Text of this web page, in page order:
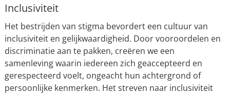
Inclusiviteit
Het bestrijden van stigma bevordert een cultuur van
inclusiviteit en gelijkwaardigheid. Door vooroordelen en
discriminatie aan te pakken, creëren we een
samenleving waarin iedereen zich geaccepteerd en
gerespecteerd voelt, ongeacht hun achtergrond of
persoonlijke kenmerken. Het streven naar inclusiviteit